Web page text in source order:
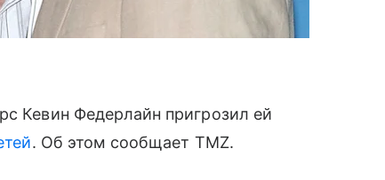
Кевин Федерлайн пригрозил ей
. Об этом сообщает TMZ.